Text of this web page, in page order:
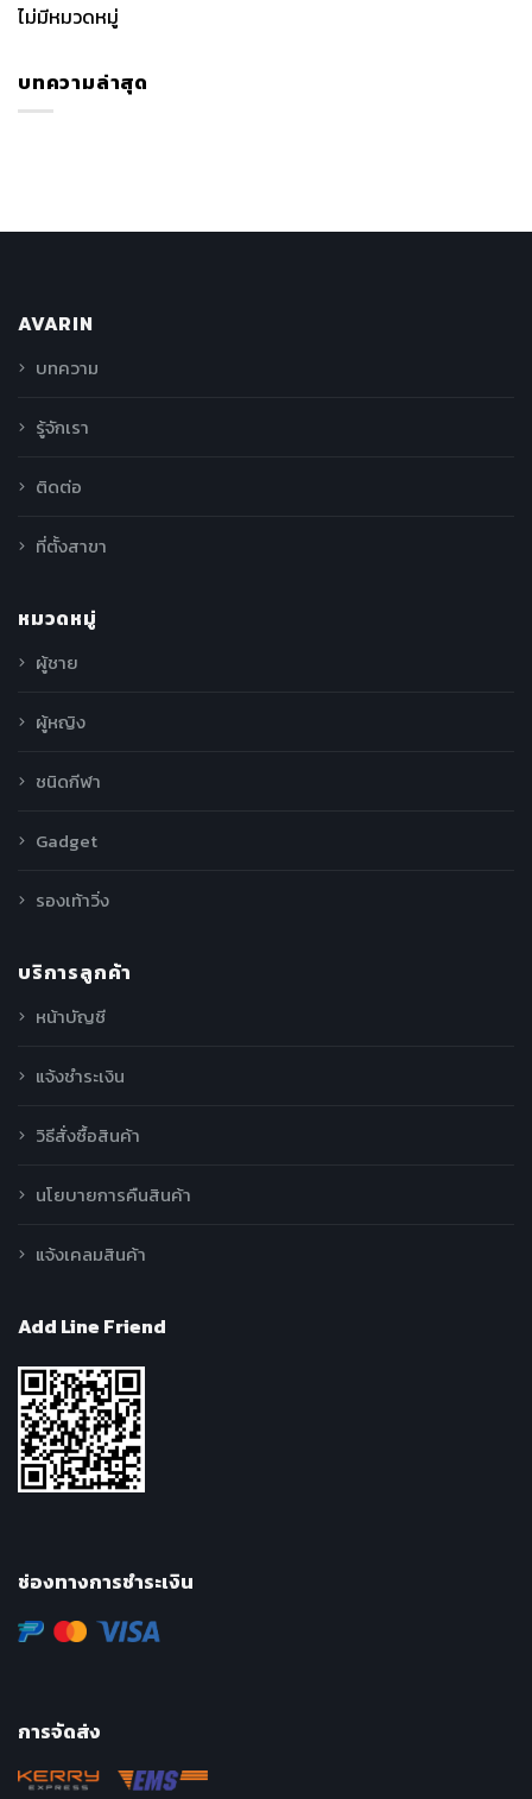
ไม่มีหมวดหมู่
บทความล่าสุด
AVARIN
บทความ
รู้จักเรา
ติดต่อ
ที่ตั้งสาขา
หมวดหมู่
ผู้ชาย
ผู้หญิง
ชนิดกีฬา
Gadget
รองเท้าวิ่ง
บริการลูกค้า
หน้าบัญชี
แจ้งชำระเงิน
วิธีสั่งซื้อสินค้า
นโยบายการคืนสินค้า
แจ้งเคลมสินค้า
Add Line Friend
ช่องทางการชำระเงิน
การจัดส่ง